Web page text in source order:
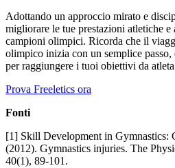
Adottando un approccio mirato e
migliorare le tue prestazioni atletiche
campioni olimpici. Ricorda che il
olimpico inizia con un semplice passo,
per raggiungere i tuoi obiettivi da
Prova Freeletics ora
Fonti
[1] Skill Development in Gymnastics:
(2012). Gymnastics injuries. The
40(1), 89-101.